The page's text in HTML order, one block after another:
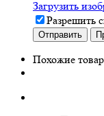
Загрузить
Разрешить
Похожие